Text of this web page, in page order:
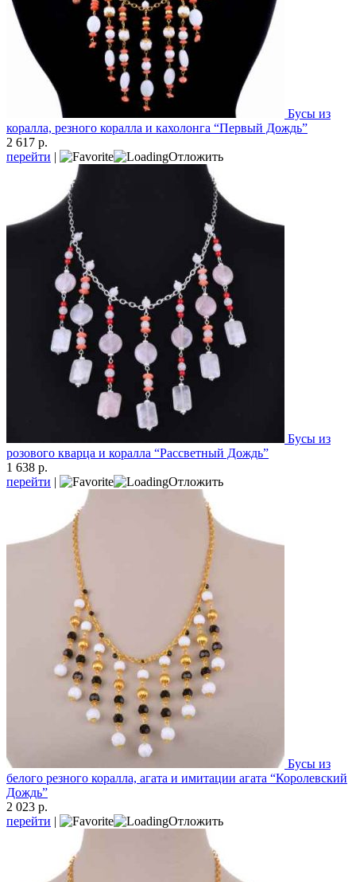
Бусы из
коралла, резного коралла и кахолонга “Первый Дождь”
2 617 р.
перейти | Отложить
Бусы из
розового кварца и коралла “Рассветный Дождь”
1 638 р.
перейти | Отложить
Бусы из
белого резного коралла, агата и имитации агата “Королевский
Дождь”
2 023 р.
перейти | Отложить